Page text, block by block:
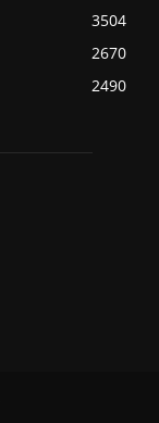
3504
2670
2490